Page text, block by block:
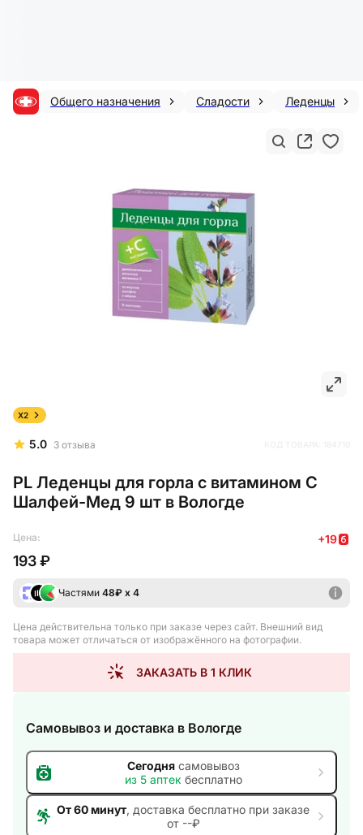
Общего назначения Сладости Леденцы
5.0 3 отзыва
PL Леденцы для горла с витамином С
Шалфей-Мед 9 шт в Вологде
X2
Цена: +19
193 ₽
Частями 48₽ х 4
Цена действительна только при заказе через сайт. Внешний вид
товара может отличаться от изображённого на фотографии.
ЗАКАЗАТЬ В 1 КЛИК
Самовывоз и доставка в Вологде
Сегоднясамовывоз
из 5 аптек бесплатно
От 60 минут, доставка бесплатно при заказе
от --₽